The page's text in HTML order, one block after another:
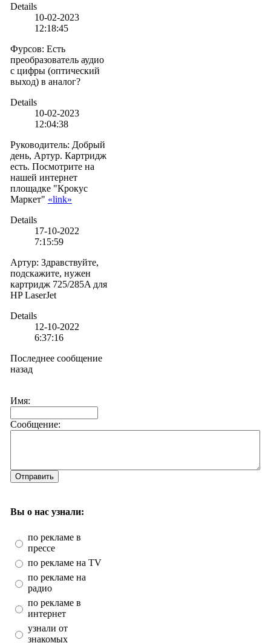
Details
10-02-2023
12:18:45
Фурсов: Есть
преобразователь аудио
с цифры (оптический
выход) в аналог?
Details
10-02-2023
12:04:38
Руководитель: Добрый
день, Артур. Картридж
есть. Посмотрите на
нашей интернет
площадке "Крокус
Маркет" «link»
Details
17-10-2022
7:15:59
Артур: Здравствуйте,
подскажите, нужен
картридж 725/285A для
HP LaserJet
Details
12-10-2022
6:37:16
Последнее сообщение
назад
Имя:
Сообщение:
Отправить
Вы о нас узнали:
по рекламе в
прессе
по рекламе на TV
по рекламе на
радио
по рекламе в
интернет
узнали от
знакомых